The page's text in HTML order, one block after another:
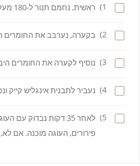
1) ראשית, נחמם תנור ל-180 מעלות, למעלה ולמטה
2) בקערה, נערבב את החומרים
3) נוסיף לקערה את החומרים
4) נעביר לתבנית אינגליש קייק
5)
לאחר 35 דקות נבדוק
פירורים, העוגה מוכנה. אם